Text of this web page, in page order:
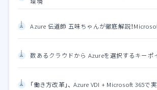
Azure 伝道師 五味ちゃんが徹底解説！
数あるクラウドから Azureを選択するキーポ
「働き方改革」、 Azure VDI + Microsoft 365で